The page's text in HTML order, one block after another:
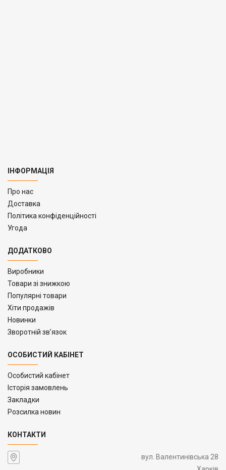
ІНФОРМАЦІЯ
Про нас
Доставка
Політика конфіденційності
Угода
ДОДАТКОВО
Виробники
Товари зі знижкою
Популярні товари
Хіти продажів
Новинки
Зворотній зв’язок
ОСОБИСТИЙ КАБІНЕТ
Особистий кабінет
Історія замовлень
Закладки
Розсилка новин
КОНТАКТИ
вул. Валентинівська 28